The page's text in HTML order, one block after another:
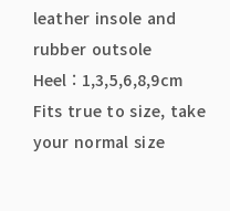
leather insole and
rubber outsole
Heel : 1,3,5,6,8,9cm
Fits true to size, take
your normal size